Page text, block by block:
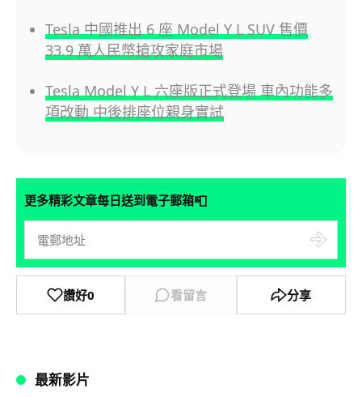
Tesla 中國推出 6 座 Model Y L SUV 售價
33.9 萬人民幣搶攻家庭市場
Tesla Model Y L 六座版正式登場 車內功能多
項改動 中後排座位親身實試
更多精彩文章每日送到電子郵箱📮
讚好0 看留言 分享
最新影片